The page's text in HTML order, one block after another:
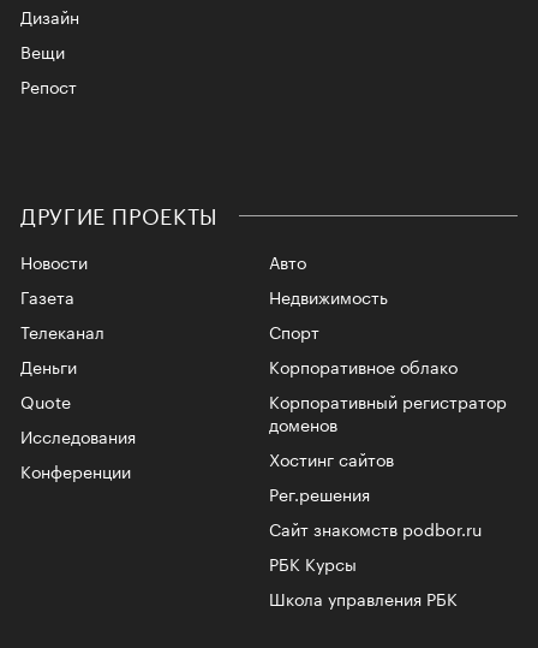
Дизайн
Вещи
Репост
ДРУГИЕ ПРОЕКТЫ
Новости
Газета
Телеканал
Авто
Недвижимость
Спорт
Корпоративное облако
Корпоративный регистратор
доменов
Хостинг сайтов
Рег.решения
Сайт знакомств podbor.ru
РБК Курсы
Школа управления РБК
Деньги
Quote
Исследования
Конференции